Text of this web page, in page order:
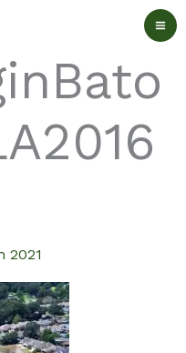
2021